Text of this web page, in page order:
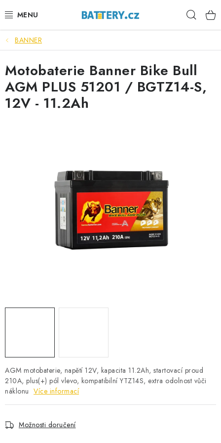
na
VÝHODNÉ SETY
SLUŽBY
AUTOBATERIE
STANIČNÍ BATERIE
BATERIOVÉ BOXY
POWERBANKY
LITHIOVÉ BATERIE
TESTERY BATERIÍ
BATERIE PRO VYSAVAČE
BATERIE PRO NOUZOVÁ OSVĚTLENÍ
BANNER
AGM motobaterie, napětí 12V, kapacita 11.2Ah, startovací proud
210A, plus(+) pól vlevo, kompatibilní YTZ14S, extra odolnost vůči
náklonu Více informací
Možnosti doručení
Motobaterie Banner Bike Bull
AGM PLUS 51201 / BGTZ14-S,
12V - 11.2Ah